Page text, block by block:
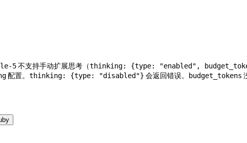
5不支持手动扩展思考（thinking: {type: "enabled",
配置。 thinking: {type: "disabled"} 会返回错误。 budget_tokens